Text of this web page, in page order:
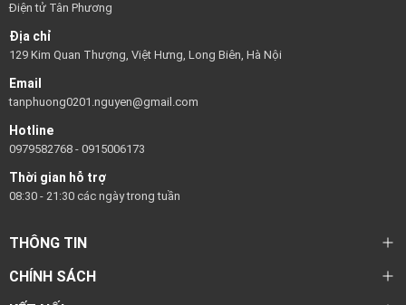
Điện tử Tân Phương
Địa chỉ
129 Kim Quan Thượng, Việt Hưng, Long Biên, Hà Nội
Email
tanphuong0201.nguyen@gmail.com
Hotline
0979582768 - 0915006173
Thời gian hỗ trợ
08:30 - 21:30 các ngày trong tuần
THÔNG TIN
CHÍNH SÁCH